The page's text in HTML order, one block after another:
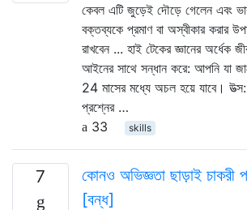
কেবল এটি জুড়েই দৌড়ে গেলেন এবং
বক্তব্যকে প্রমাণ বা অস্বীকার করার
রাখবেন ... হাই টেকের জ্ঞানের অর্ধেক
আইনের সাথে সন্ধান করে: আপনি যা
24 মাসের মধ্যে অচল হয়ে যাবে।
প্রশ্নের …
33
skills
7
কোনও অভিজ্ঞতা ছাড়াই চাকরী
[বন্ধ]